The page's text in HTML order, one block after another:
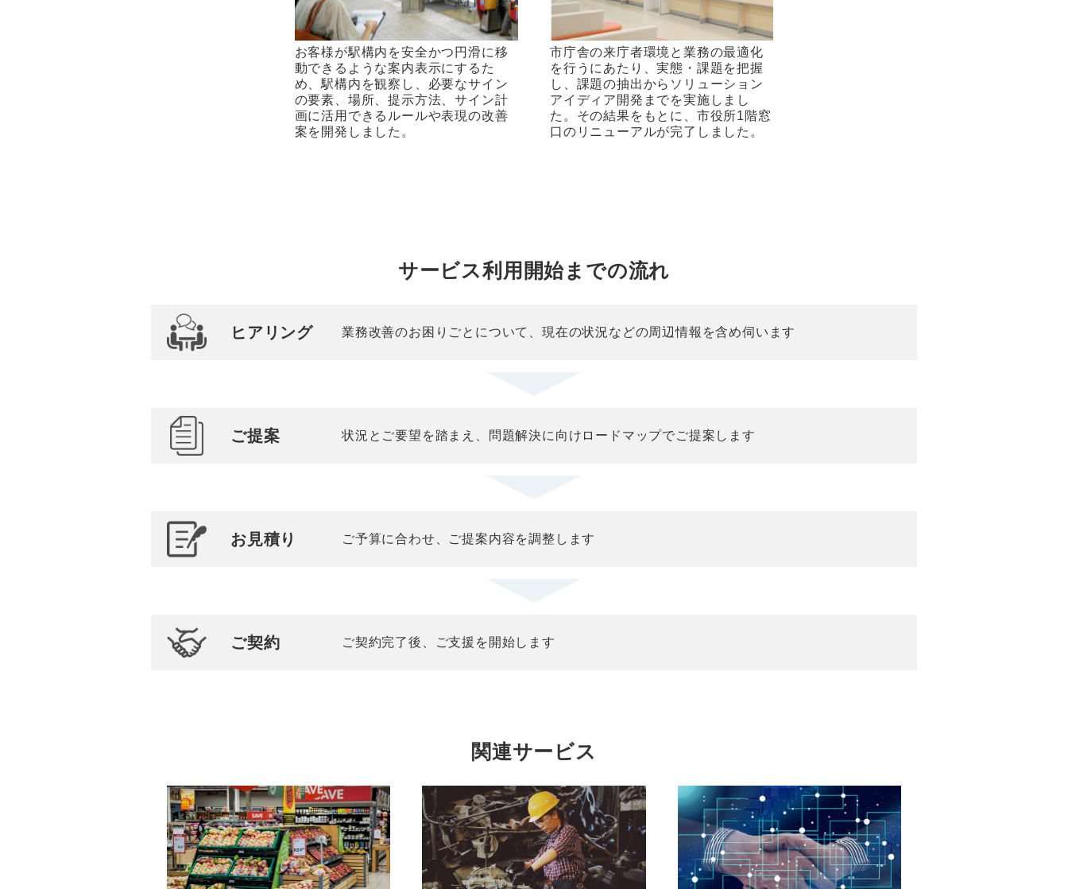
お客様が駅構内を安全かつ円滑に移
動できるような案内表示にするた
め、駅構内を観察し、必要なサイン
の要素、場所、提示方法、サイン計
画に活用できるルールや表現の改善
案を開発しました。
市庁舎の来庁者環境と業務の最適化
を行うにあたり、実態・課題を把握
し、課題の抽出からソリューション
アイディア開発までを実施しまし
た。その結果をもとに、市役所1階窓
口のリニューアルが完了しました。
サービス利用開始までの流れ
ヒアリング 業務改善のお困りごとについて、現在の状況などの周辺情報を含め伺います
ご提案 状況とご要望を踏まえ、問題解決に向けロードマップでご提案します
お見積り ご予算に合わせ、ご提案内容を調整します
ご契約 ご契約完了後、ご支援を開始します
関連サービス